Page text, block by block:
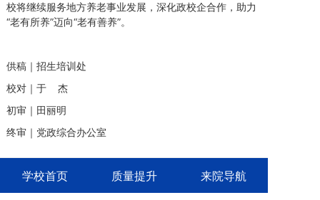
校将继续服务地方养老事业发展，深化政校企合作，助力
“老有所养”迈向“老有善养”。
供稿｜招生培训处
校对｜于 杰
初审｜田丽明
终审｜党政综合办公室
上一篇:数字赋能社区服务，玉田职教中心手机创业班正
学校首页 质量提升 来院导航